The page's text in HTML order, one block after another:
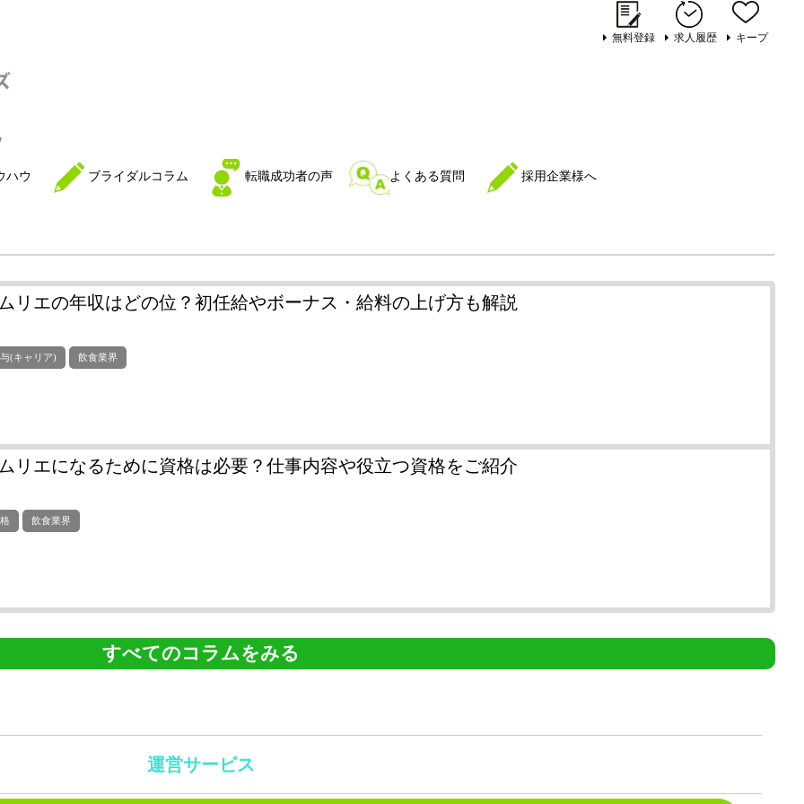
ハウ ブライダルコラム 転職成功者の声 よくある質問 採用企業様へ
無料登録 求人履歴 キープ
リエの年収はどの位？初任給やボーナス・給料の上げ方も解説
(キャリア) 飲食業界
リエになるために資格は必要？仕事内容や役立つ資格をご紹介
飲食業界
すべてのコラムをみる
運営サービス